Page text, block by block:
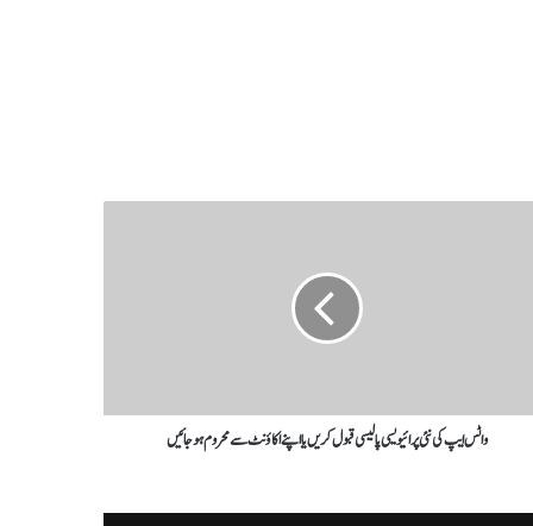
واٹس ایپ کی نئی پرائیویسی پالیسی قبول کریں یا اپنے اکاؤنٹ سے محروم ہوجائیں